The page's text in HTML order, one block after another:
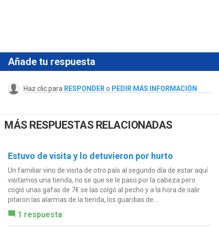
Añade tu respuesta
Haz clic para RESPONDER o PEDIR MÁS INFORMACIÓN
MÁS RESPUESTAS RELACIONADAS
Estuvo de visita y lo detuvieron por hurto
Un familiar vino de visita de otro país al segundo día de estar aquí
visitamos una tienda, no se que se le paso por la cabeza pero
cogió unas gafas de 7€ se las colgó al pecho y a la hora de salir
pitaron las alarmas de la tienda, los guardias de...
1 respuesta